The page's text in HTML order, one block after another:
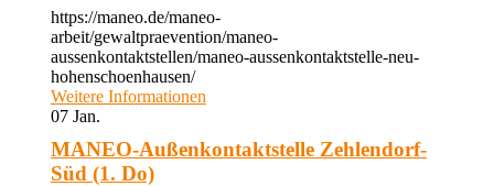
https://maneo.de/maneo-
arbeit/gewaltpraevention/maneo-
aussenkontaktstellen/maneo-aussenkontaktstelle-neu-
hohenschoenhausen/
Weitere Informationen
07 Jan.
MANEO-Außenkontaktstelle Zehlendorf-
Süd (1. Do)